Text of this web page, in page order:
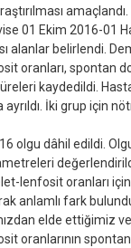
amaçlandı.
01 Ekim 2016-01
alanlar belirlendi.
oranları, spontan
kaydedildi.
İki grup için
olgu dâhil edildi.
lenfosit oranları
anlamlı fark
elde ettiğimiz
oranlarının spontan